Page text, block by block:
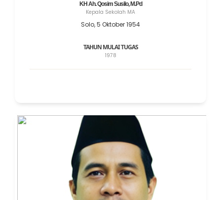
KH Ah. Qosim Susilo, M.Pd
Kepala Sekolah MA
Solo, 5 Oktober 1954
TAHUN MULAI TUGAS
1978